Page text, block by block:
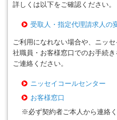
詳しくは以下をご確認ください。
受取人・指定代理請求人の
ご利用になれない場合や、ニッ
社職員・お客様窓口でのお手続
ご連絡ください。
ニッセイコールセンター
お客様窓口
※必ず契約者ご本人から連絡く